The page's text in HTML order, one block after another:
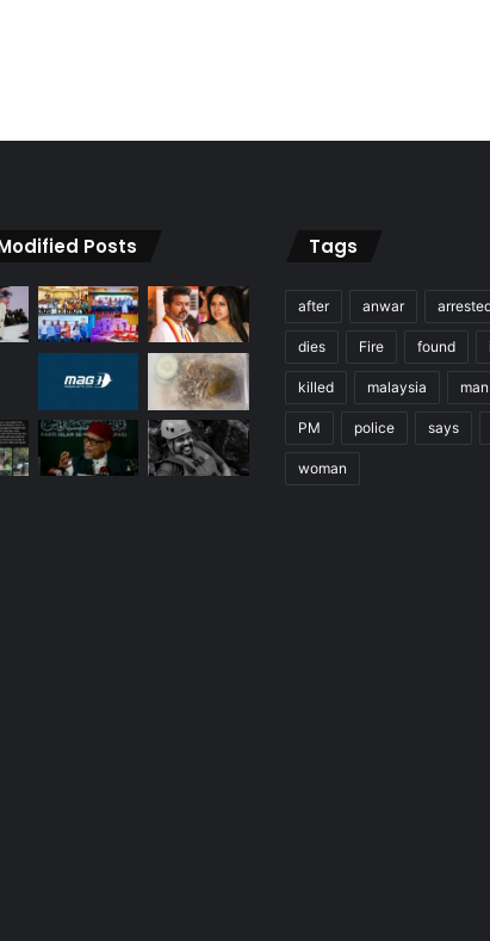
Posts Tags
after anwar
dies Fire found
killed malaysia man
PM police says
woman